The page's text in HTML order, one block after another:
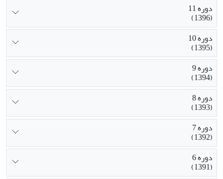
دوره 11
(1396)
دوره 10
(1395)
دوره 9
(1394)
دوره 8
(1393)
دوره 7
(1392)
دوره 6
(1391)